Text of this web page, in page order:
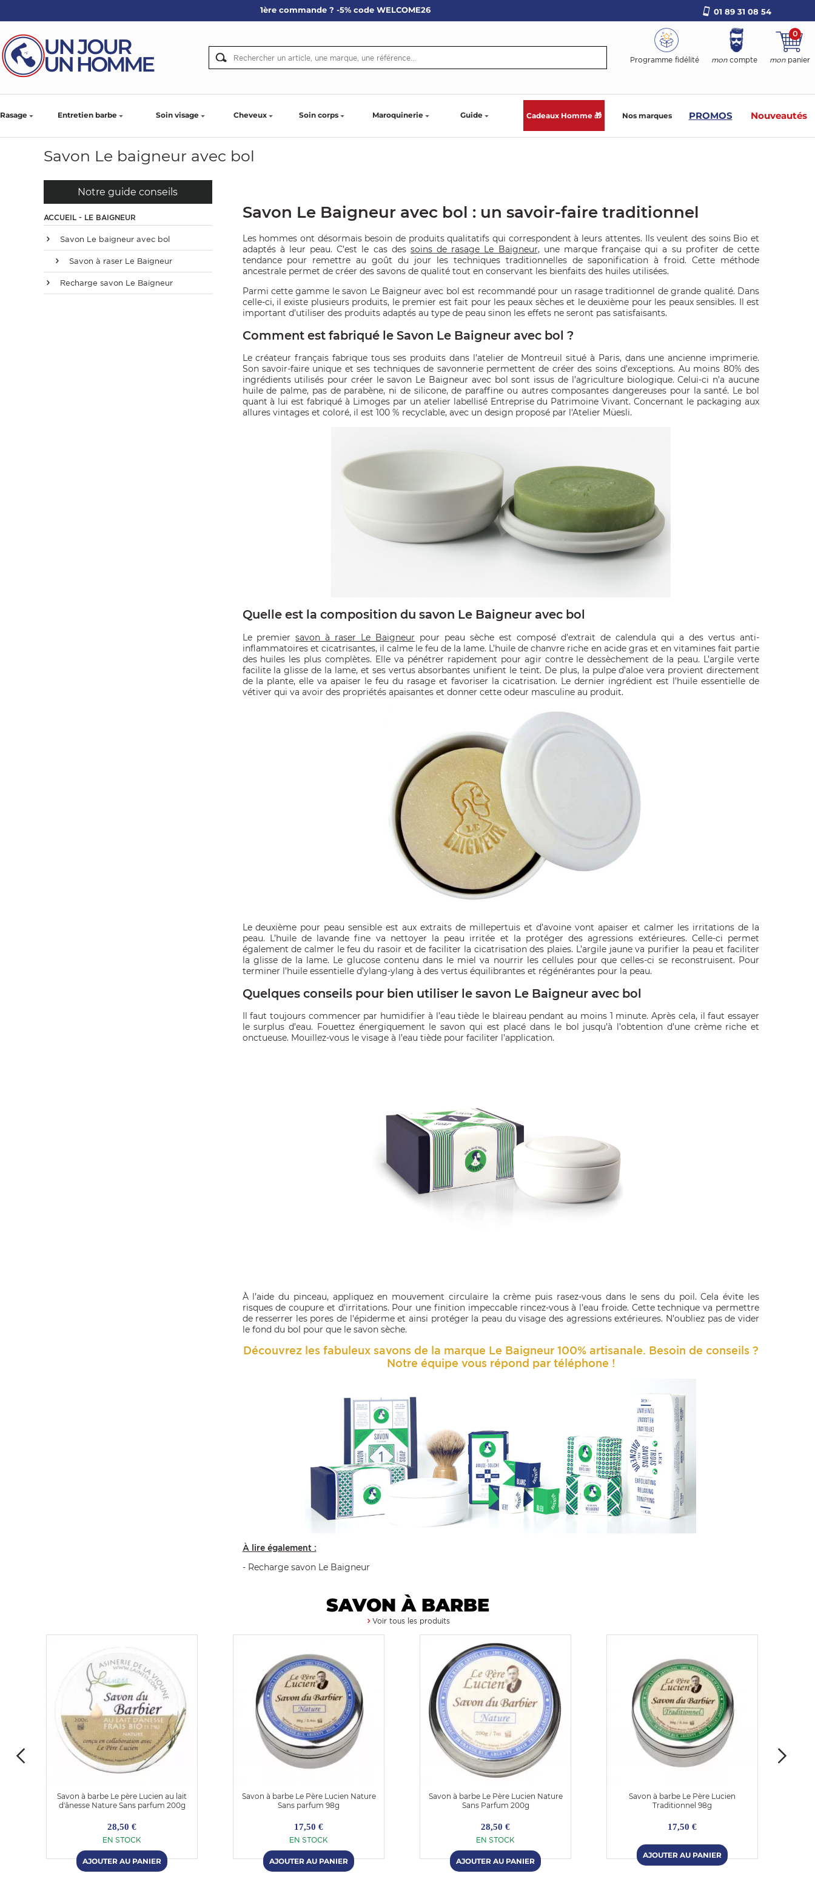
1ère commande ? -5% code WELCOME26 01 89 31 08 54
Programme fidélité mon compte mon panier
0
Rasage Entretien barbe Soin visage Cheveux Soin corps Maroquinerie Guide Cadeaux Homme 🎁 Nos marques PROMOS Nouveautés
Savon Le baigneur avec bol
Notre guide conseils
ACCUEIL - LE BAIGNEUR
Savon Le baigneur avec bol
Savon à raser Le Baigneur
Recharge savon Le Baigneur
Savon Le Baigneur avec bol : un savoir-faire traditionnel
Les hommes ont désormais besoin de produits qualitatifs qui correspondent à leurs attentes. Ils veulent des soins Bio et
adaptés à leur peau. C’est le cas des soins de rasage Le Baigneur, une marque française qui a su profiter de cette
tendance pour remettre au goût du jour les techniques traditionnelles de saponification à froid. Cette méthode
ancestrale permet de créer des savons de qualité tout en conservant les bienfaits des huiles utilisées.
Parmi cette gamme le savon Le Baigneur avec bol est recommandé pour un rasage traditionnel de grande qualité. Dans
celle-ci, il existe plusieurs produits, le premier est fait pour les peaux sèches et le deuxième pour les peaux sensibles. Il est
important d’utiliser des produits adaptés au type de peau sinon les effets ne seront pas satisfaisants.
Comment est fabriqué le Savon Le Baigneur avec bol ?
Le créateur français fabrique tous ses produits dans l’atelier de Montreuil situé à Paris, dans une ancienne imprimerie.
Son savoir-faire unique et ses techniques de savonnerie permettent de créer des soins d’exceptions. Au moins 80% des
ingrédients utilisés pour créer le savon Le Baigneur avec bol sont issus de l’agriculture biologique. Celui-ci n’a aucune
huile de palme, pas de parabène, ni de silicone, de paraffine ou autres composantes dangereuses pour la santé. Le bol
quant à lui est fabriqué à Limoges par un atelier labellisé Entreprise du Patrimoine Vivant. Concernant le packaging aux
allures vintages et coloré, il est 100 % recyclable, avec un design proposé par l'Atelier Müesli.
Quelle est la composition du savon Le Baigneur avec bol
Le premier savon à raser Le Baigneur pour peau sèche est composé d’extrait de calendula qui a des vertus anti-
inflammatoires et cicatrisantes, il calme le feu de la lame. L’huile de chanvre riche en acide gras et en vitamines fait partie
des huiles les plus complètes. Elle va pénétrer rapidement pour agir contre le dessèchement de la peau. L’argile verte
facilite la glisse de la lame, et ses vertus absorbantes unifient le teint. De plus, la pulpe d’aloe vera provient directement
de la plante, elle va apaiser le feu du rasage et favoriser la cicatrisation. Le dernier ingrédient est l’huile essentielle de
vétiver qui va avoir des propriétés apaisantes et donner cette odeur masculine au produit.
Le deuxième pour peau sensible est aux extraits de millepertuis et d’avoine vont apaiser et calmer les irritations de la
peau. L’huile de lavande fine va nettoyer la peau irritée et la protéger des agressions extérieures. Celle-ci permet
également de calmer le feu du rasoir et de faciliter la cicatrisation des plaies. L’argile jaune va purifier la peau et faciliter
la glisse de la lame. Le glucose contenu dans le miel va nourrir les cellules pour que celles-ci se reconstruisent. Pour
terminer l’huile essentielle d’ylang-ylang à des vertus équilibrantes et régénérantes pour la peau.
Quelques conseils pour bien utiliser le savon Le Baigneur avec bol
Il faut toujours commencer par humidifier à l’eau tiède le blaireau pendant au moins 1 minute. Après cela, il faut essayer
le surplus d’eau. Fouettez énergiquement le savon qui est placé dans le bol jusqu’à l’obtention d’une crème riche et
onctueuse. Mouillez-vous le visage à l’eau tiède pour faciliter l’application.
À l’aide du pinceau, appliquez en mouvement circulaire la crème puis rasez-vous dans le sens du poil. Cela évite les
risques de coupure et d'irritations. Pour une finition impeccable rincez-vous à l’eau froide. Cette technique va permettre
de resserrer les pores de l'épiderme et ainsi protéger la peau du visage des agressions extérieures. N’oubliez pas de vider
le fond du bol pour que le savon sèche.
Découvrez les fabuleux savons de la marque Le Baigneur 100% artisanale. Besoin de conseils ?
Notre équipe vous répond par téléphone !
À lire également :
- Recharge savon Le Baigneur
SAVON À BARBE
Voir tous les produits
Savon à barbe Le père Lucien au lait
d'ânesse Nature Sans parfum 200g
28,50 €
EN STOCK
Savon à barbe Le Père Lucien Nature
Sans parfum 98g
17,50 €
EN STOCK
Savon à barbe Le Père Lucien Nature
Sans Parfum 200g
28,50 €
EN STOCK
Savon à barbe Le Père Lucien
Traditionnel 98g
17,50 €